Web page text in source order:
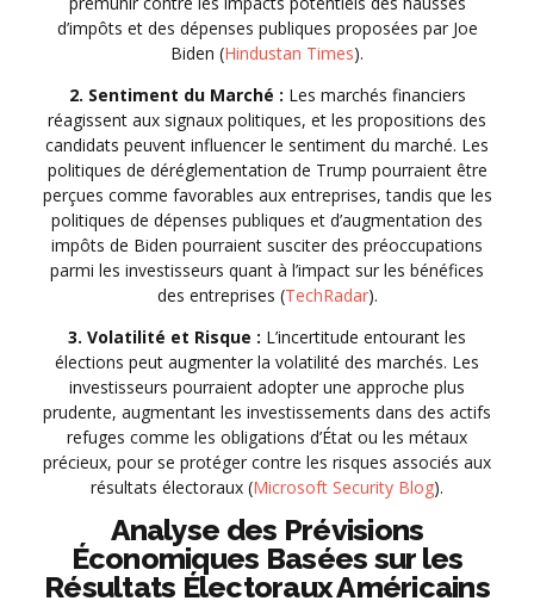
d’impôts et des dépenses publiques proposées par Joe
Biden (Hindustan Times).
2. Sentiment du Marché : Les marchés financiers
réagissent aux signaux politiques, et les propositions des
candidats peuvent influencer le sentiment du marché. Les
politiques de déréglementation de Trump pourraient être
perçues comme favorables aux entreprises, tandis que les
politiques de dépenses publiques et d’augmentation des
impôts de Biden pourraient susciter des préoccupations
parmi les investisseurs quant à l’impact sur les bénéfices
des entreprises (TechRadar).
3. Volatilité et Risque : L’incertitude entourant les
élections peut augmenter la volatilité des marchés. Les
investisseurs pourraient adopter une approche plus
prudente, augmentant les investissements dans des actifs
refuges comme les obligations d’État ou les métaux
précieux, pour se protéger contre les risques associés aux
résultats électoraux (Microsoft Security Blog).
Analyse des Prévisions
Économiques Basées sur les
Résultats Électoraux Américains